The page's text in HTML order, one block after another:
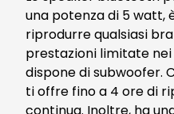
una potenza di 5 watt,
riprodurre qualsiasi
prestazioni limitate nei
dispone di subwoofer.
ti offre fino a 4 ore di